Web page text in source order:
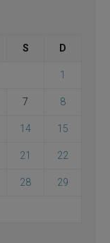
S D
1
7 8
14 15
21 22
28 29